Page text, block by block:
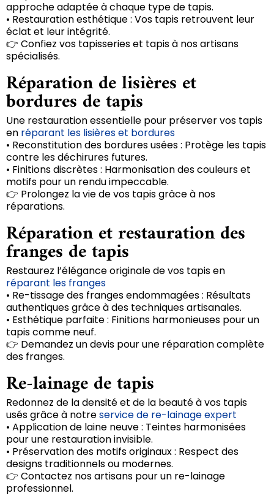
approche adaptée à chaque type de tapis.
• Restauration esthétique : Vos tapis retrouvent leur
éclat et leur intégrité.
👉 Confiez vos tapisseries et tapis à nos artisans
spécialisés.
Réparation de lisières et
bordures de tapis
Une restauration essentielle pour préserver vos tapis
en réparant les lisières et bordures
• Reconstitution des bordures usées : Protège les tapis
contre les déchirures futures.
• Finitions discrètes : Harmonisation des couleurs et
motifs pour un rendu impeccable.
👉 Prolongez la vie de vos tapis grâce à nos
réparations.
Réparation et restauration des
franges de tapis
Restaurez l’élégance originale de vos tapis en
réparant les franges
• Re-tissage des franges endommagées : Résultats
authentiques grâce à des techniques artisanales.
• Esthétique parfaite : Finitions harmonieuses pour un
tapis comme neuf.
👉 Demandez un devis pour une réparation complète
des franges.
Re-lainage de tapis
Redonnez de la densité et de la beauté à vos tapis
usés grâce à notreservice de re-lainage expert
• Application de laine neuve : Teintes harmonisées
pour une restauration invisible.
• Préservation des motifs originaux : Respect des
designs traditionnels ou modernes.
👉 Contactez nos artisans pour un re-lainage
professionnel.